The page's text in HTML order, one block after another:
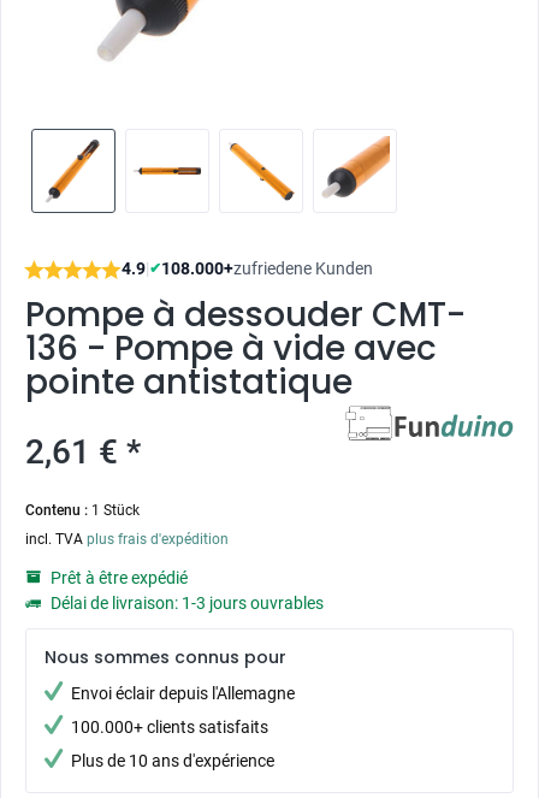
4.9|✔108.000+zufriedene Kunden
Pompe à dessouder CMT-
136 - Pompe à vide avec
pointe antistatique
2,61 € *
Contenu : 1 Stück
incl. TVA plus frais d'expédition
Prêt à être expédié
Délai de livraison: 1-3 jours ouvrables
Nous sommes connus pour
Envoi éclair depuis l'Allemagne
100.000+ clients satisfaits
Plus de 10 ans d'expérience